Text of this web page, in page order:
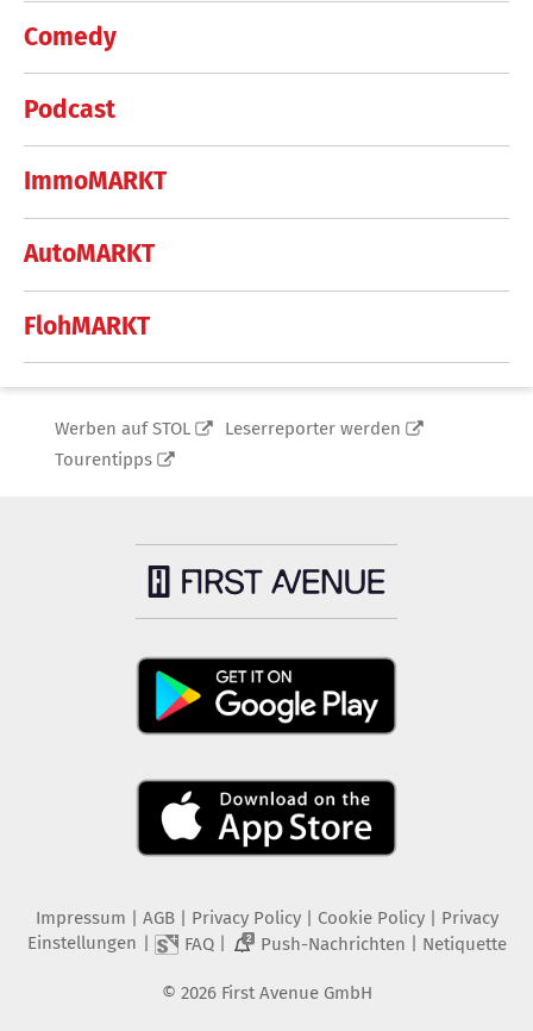
Comedy
Podcast
ImmoMARKT
AutoMARKT
FlohMARKT
Werben auf STOL
Leserreporter werden
Tourentipps
Impressum AGB Privacy Policy| Cookie Policy| Privacy
Einstellungen
FAQ| 2 Push-Nachrichten Netiquette
© 2026 First Avenue GmbH